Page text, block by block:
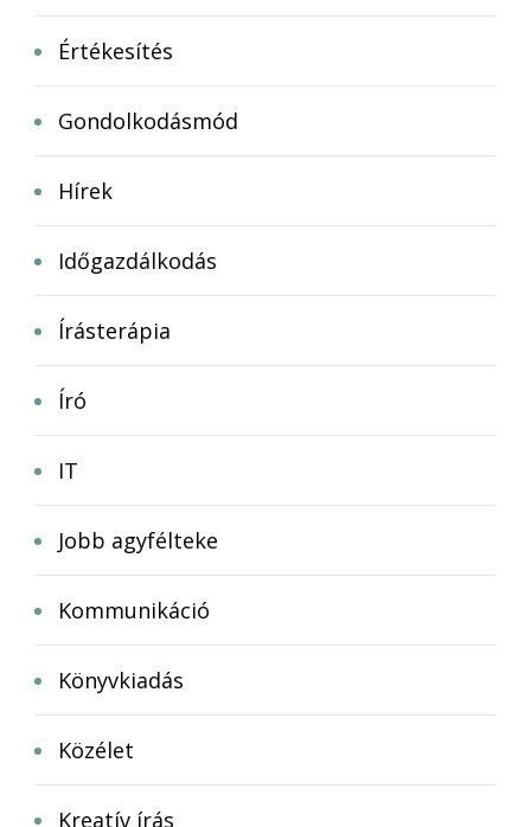
Értékesítés
Gondolkodásmód
Hírek
Időgazdálkodás
Írásterápia
Író
IT
Jobb agyfélteke
Kommunikáció
Könyvkiadás
Közélet
Kreatív írás